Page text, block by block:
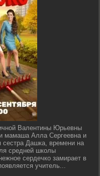
Валентины Юрьевны
мамаша Алла Сергеевна и
Дашка, времени на
средней школы
сердечко замирает в
учитель...